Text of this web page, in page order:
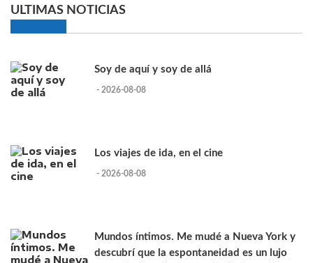
ULTIMAS NOTICIAS
Soy de aquí y soy de allá
- 2026-08-08
Los viajes de ida, en el cine
- 2026-08-08
Mundos íntimos. Me mudé a Nueva York y
descubrí que la espontaneidad es un lujo